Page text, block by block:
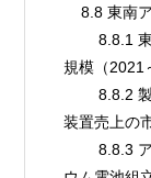
8.8 東
        8.8.1 東南アジアのリチウム電池組立装置市場
規模（2021
        8.8.2 製品別の東南アジアのリチウム電池組立
装置売上の
        8.8.3 アプリケーション別の東南アジアのリチ